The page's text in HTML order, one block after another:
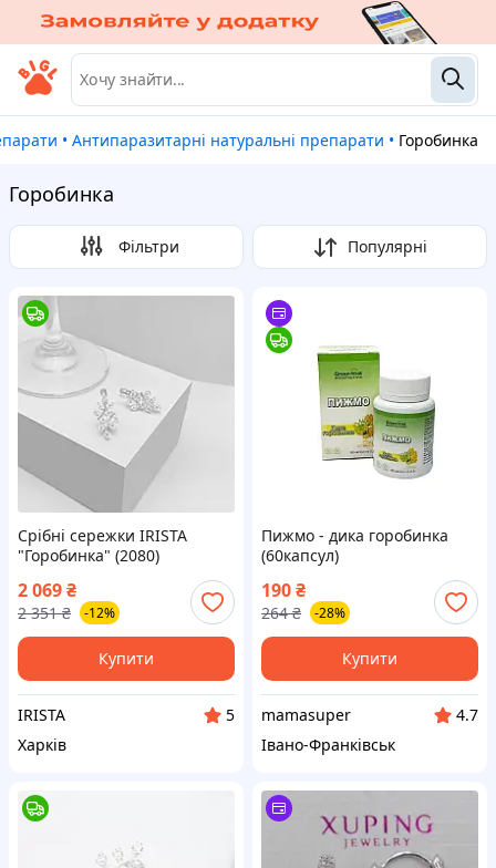
• Антипаразитарні натуральні препарати • Горобинка
Горобинка
Фільтри Популярні
Срібні сережки IRISTA
"Горобинка" (2080)
2 069₴
2 351 ₴ -12%
Купити
IRISTA
5
Харків
Пижмо - дика горобинка
(60капсул)
190₴
264 ₴ -28%
Купити
mamasuper
4.7
Івано-Франківськ